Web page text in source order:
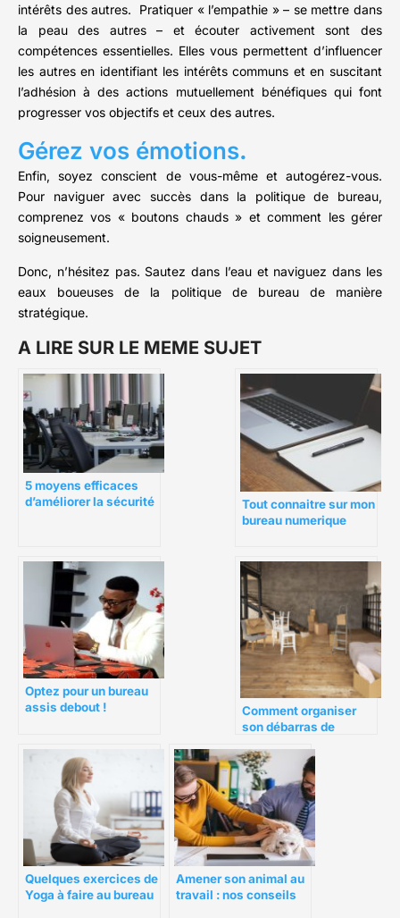
intérêts des autres. Pratiquer « l’empathie » – se mettre dans
la peau des autres – et écouter activement sont des
compétences essentielles. Elles vous permettent d’influencer
les autres en identifiant les intérêts communs et en suscitant
l’adhésion à des actions mutuellement bénéfiques qui font
progresser vos objectifs et ceux des autres.
Gérez vos émotions.
Enfin, soyez conscient de vous-même et autogérez-vous.
Pour naviguer avec succès dans la politique de bureau,
comprenez vos « boutons chauds » et comment les gérer
soigneusement.
Donc, n’hésitez pas. Sautez dans l’eau et naviguez dans les
eaux boueuses de la politique de bureau de manière
stratégique.
A LIRE SUR LE MEME SUJET
5 moyens efficaces
d’améliorer la sécurité
Tout connaitre sur mon
bureau numerique
Optez pour un bureau
assis debout !
Comment organiser
son débarras de
Quelques exercices de
Yoga à faire au bureau
Amener son animal au
travail : nos conseils